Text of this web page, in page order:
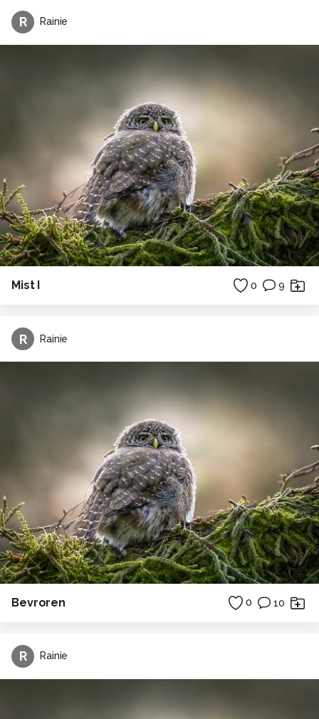
R Rainie
Mist I 0 9
R Rainie
Bevroren 0 10
R Rainie